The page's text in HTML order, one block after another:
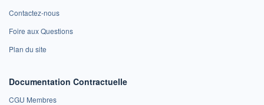
Contactez-nous
Foire aux Questions
Plan du site
Documentation Contractuelle
CGU Membres